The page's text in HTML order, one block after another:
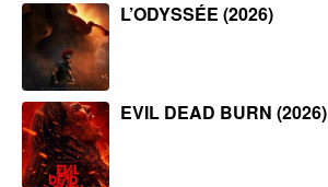
L’ODYSSÉE (2026)
EVIL DEAD BURN (2026)